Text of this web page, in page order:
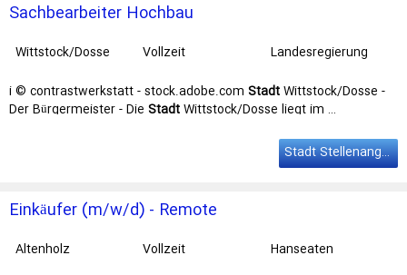
Sachbearbeiter Hochbau
Wittstock/Dosse Vollzeit
Landesregierung
i © contrastwerkstatt - stock.adobe.com StadtWittstock/Dosse -
Der Bürgermeister - Die StadtWittstock/Dosse liegt im …
und Rostock. Die Stadt
Wittstock/Dosse beabsichtigt im Bauamt die Stelle …
Stadt Stellenangebote
Einkäufer (m/w/d) - Remote
Altenholz Vollzeit
Hanseaten